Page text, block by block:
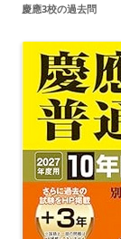
慶應3校の過去問